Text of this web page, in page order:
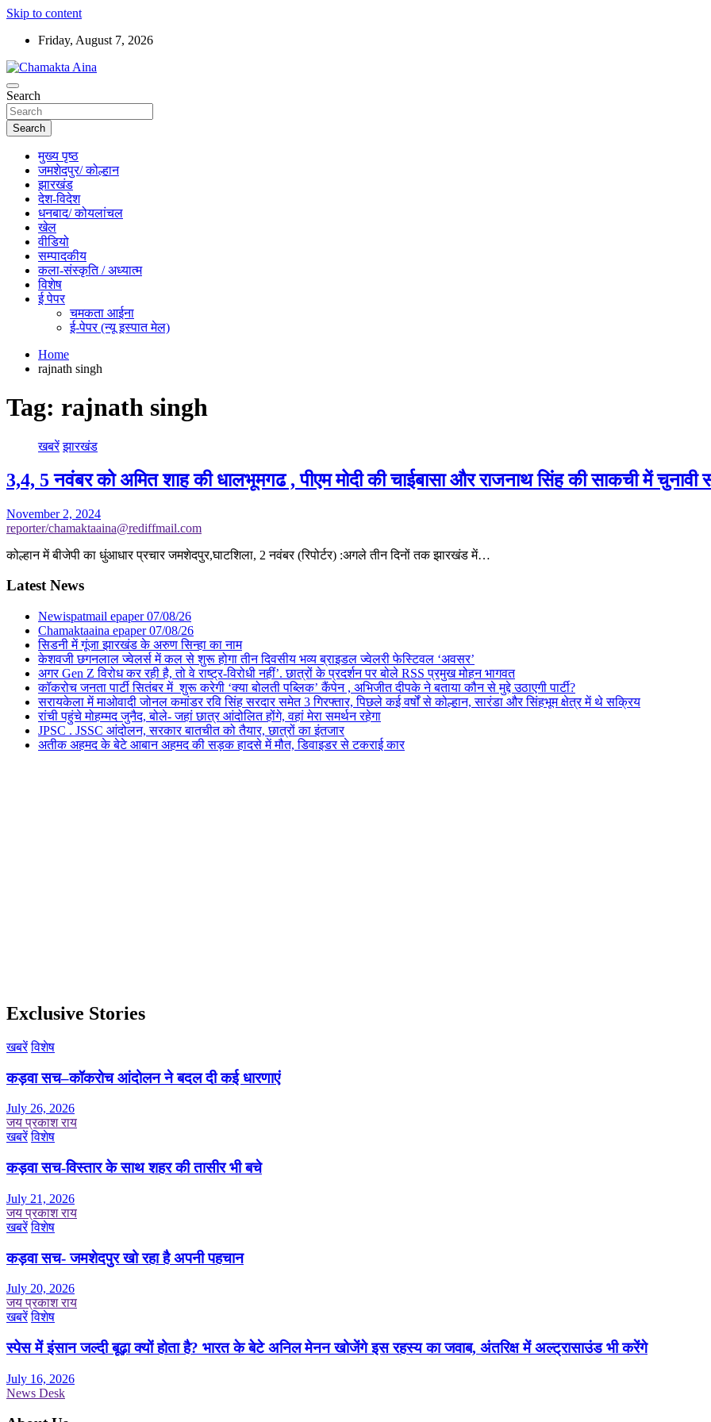
Skip to content
Friday, August 7, 2026
Chamakta Aina
Hindi News Paper – Jharkhand
Search
Search
मुख्य पृष्ठ
जमशेदपुर/ कोल्हान
झारखंड
देश-विदेश
धनबाद/ कोयलांचल
खेल
वीडियो
सम्पादकीय
कला-संस्कृति / अध्यात्म
विशेष
ई पेपर
चमकता आईना
ई-पेपर (न्यू इस्पात मेल)
Home
rajnath singh
Tag: rajnath singh
खबरें झारखंड
3,4, 5 नवंबर को अमित शाह की धालभूमगढ , पीएम मोदी की चाईबासा और राजनाथ सिंह की साकची में चुनावी
November 2, 2024
reporter/chamaktaaina@rediffmail.com
कोल्हान में बीजेपी का धुंआधार प्रचार जमशेदपुर,घाटशिला, 2 नवंबर (रिपोर्टर) :अगले तीन दिनों तक झारखंड में…
Latest News
Newispatmail epaper 07/08/26
Chamaktaaina epaper 07/08/26
सिडनी में गूंजा झारखंड के अरुण सिन्हा का नाम
केशवजी छगनलाल ज्वेलर्स में कल से शुरू होगा तीन दिवसीय भव्य ब्राइडल ज्वेलरी फेस्टिवल ‘अवसर’
अगर Gen Z विरोध कर रही है, तो वे राष्ट्र-विरोधी नहीं’. छात्रों के प्रदर्शन पर बोले RSS प्रमुख मोहन भागवत
कॉकरोच जनता पार्टी सितंबर में शुरू करेगी ‘क्या बोलती पब्लिक’ कैंपेन , अभिजीत दीपके ने बताया कौन से मुद्दे उठाएगी पार्टी?
सरायकेला में माओवादी जोनल कमांडर रवि सिंह सरदार समेत 3 गिरफ्तार, पिछले कई वर्षों से कोल्हान, सारंडा और सिंहभूम क्षेत्र में थे सक्रिय
रांची पहुंचे मोहम्मद जुनैद, बोले- जहां छात्र आंदोलित होंगे, वहां मेरा समर्थन रहेगा
JPSC . JSSC आंदोलन, सरकार बातचीत को तैयार, छात्रों का इंतजार
अतीक अहमद के बेटे आबान अहमद की सड़क हादसे में मौत, डिवाइडर से टकराई कार
Exclusive Stories
खबरें विशेष
कड़वा सच–कॉकरोच आंदोलन ने बदल दी कई धारणाएं
July 26, 2026
जय प्रकाश राय
खबरें विशेष
कड़वा सच-विस्तार के साथ शहर की तासीर भी बचे
July 21, 2026
जय प्रकाश राय
खबरें विशेष
कड़वा सच- जमशेदपुर खो रहा है अपनी पहचान
July 20, 2026
जय प्रकाश राय
खबरें विशेष
स्पेस में इंसान जल्दी बूढ़ा क्यों होता है? भारत के बेटे अनिल मेनन खोजेंगे इस रहस्य का जवाब, अंतरिक्ष में अल्ट्रासाउंड भी करेंगे
July 16, 2026
News Desk